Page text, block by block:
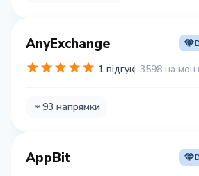
AnyExchange
1 відгук 3598 на мон.
93 напрямки
AppBit